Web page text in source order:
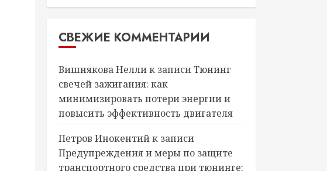
СВЕЖИЕ КОММЕНТАРИИ
Вишнякова Неллик записиТюнинг
свечей зажигания: как
минимизировать потери энергии и
повысить эффективность двигателя
Петров Инокентийк записи
Предупреждения и меры по защите
транспортного средства при тюнинге: